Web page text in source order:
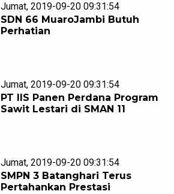
Jumat, 2019-09-20 09:31:54
SDN 66 MuaroJambi Butuh
Perhatian
Jumat, 2019-09-20 09:31:54
PT IIS Panen Perdana Program
Sawit Lestari di SMAN 11
Jumat, 2019-09-20 09:31:54
SMPN 3 Batanghari Terus
Pertahankan Prestasi